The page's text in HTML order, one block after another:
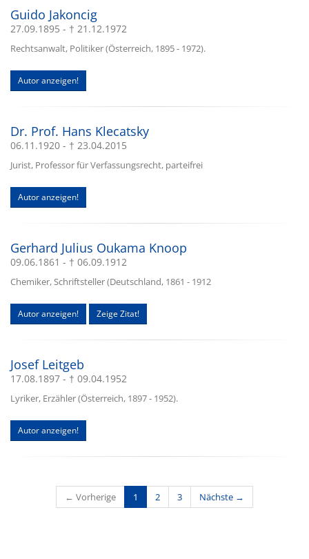
Guido Jakoncig
27.09.1895 - † 21.12.1972
Rechtsanwalt, Politiker (Österreich, 1895 - 1972).
Autor anzeigen!
Dr. Prof. Hans Klecatsky
06.11.1920 - † 23.04.2015
Jurist, Professor für Verfassungsrecht, parteifrei
Autor anzeigen!
Gerhard Julius Oukama Knoop
09.06.1861 - † 06.09.1912
Chemiker, Schriftsteller (Deutschland, 1861 - 1912
Autor anzeigen! Zeige Zitat!
Josef Leitgeb
17.08.1897 - † 09.04.1952
Lyriker, Erzähler (Österreich, 1897 - 1952).
Autor anzeigen!
← Vorherige 1 (current)
2 3 Nächste →